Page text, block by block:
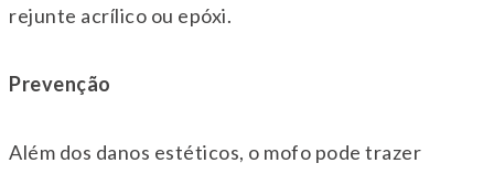
rejunte acrílico ou epóxi.
Prevenção
Além dos danos estéticos, o mofo pode trazer